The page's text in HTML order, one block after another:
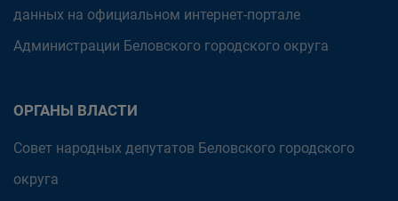
данных на официальном интернет-портале
Администрации Беловского городского округа
ОРГАНЫ ВЛАСТИ
Совет народных депутатов Беловского городского
округа